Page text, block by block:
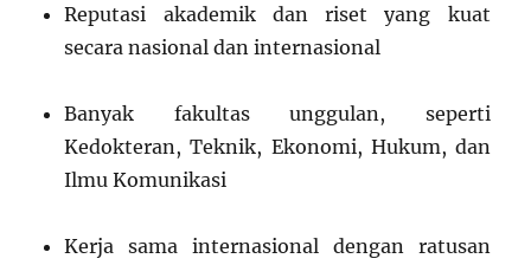
Reputasi akademik dan riset yang kuat
secara nasional dan internasional
Banyak fakultas unggulan, seperti
Kedokteran, Teknik, Ekonomi, Hukum, dan
Ilmu Komunikasi
Kerja sama internasional dengan ratusan